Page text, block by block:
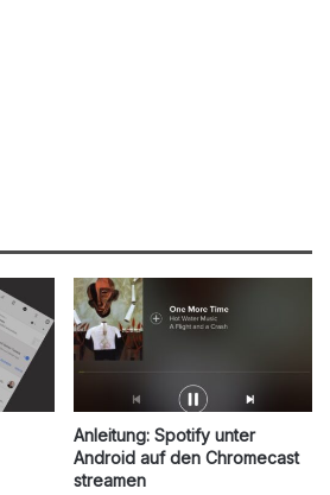
Anleitung: Spotify unter
Android auf den Chromecast
streamen